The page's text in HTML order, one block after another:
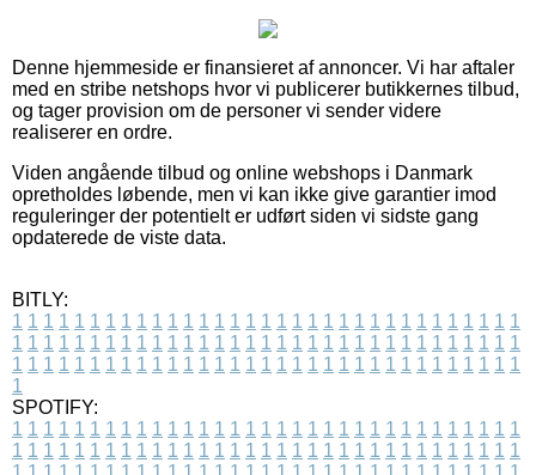
Denne hjemmeside er finansieret af annoncer. Vi har aftaler
med en stribe netshops hvor vi publicerer butikkernes tilbud,
og tager provision om de personer vi sender videre
realiserer en ordre.
Viden angående tilbud og online webshops i Danmark
opretholdes løbende, men vi kan ikke give garantier imod
reguleringer der potentielt er udført siden vi sidste gang
opdaterede de viste data.
BITLY:
1 1 1 1 1 1 1 1 1 1 1 1 1 1 1 1 1 1 1 1 1 1 1 1 1 1 1 1 1 1 1 1 1
1 1 1 1 1 1 1 1 1 1 1 1 1 1 1 1 1 1 1 1 1 1 1 1 1 1 1 1 1 1 1 1 1
1 1 1 1 1 1 1 1 1 1 1 1 1 1 1 1 1 1 1 1 1 1 1 1 1 1 1 1 1 1 1 1 1
1
SPOTIFY:
1 1 1 1 1 1 1 1 1 1 1 1 1 1 1 1 1 1 1 1 1 1 1 1 1 1 1 1 1 1 1 1 1
1 1 1 1 1 1 1 1 1 1 1 1 1 1 1 1 1 1 1 1 1 1 1 1 1 1 1 1 1 1 1 1 1